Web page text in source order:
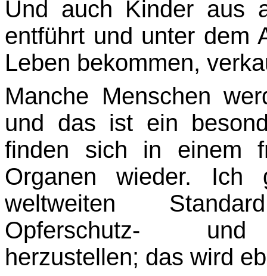
Und auch Kinder aus
entführt und unter dem
Leben bekommen,
Manche Menschen
und das ist ein
finden sich in einem
Organen wieder.
weltweiten
Opferschutz- und
herzustellen; das wird